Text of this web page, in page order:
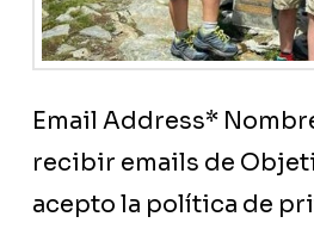
Email Address*
recibir emails de
acepto la política de